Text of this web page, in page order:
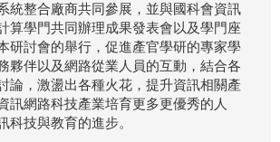
統整合廠商共同參展，並與國科會資訊
算學門共同辦理成果發表會以及學門座
研討會的舉行，促進產官學研的專家學
夥伴以及網路從業人員的互動，結合各
論，激盪出各種火花，提升資訊相關產
訊網路科技產業培育更多更優秀的人
科技與教育的進步。